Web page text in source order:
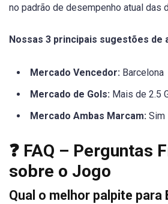
no padrão de desempenho atual das
Nossas 3 principais sugestões de
Mercado Vencedor: Barcelona
Mercado de Gols: Mais de 2.5
Mercado Ambas Marcam: Sim
❓ FAQ – Perguntas
sobre o Jogo
Qual o melhor palpite para